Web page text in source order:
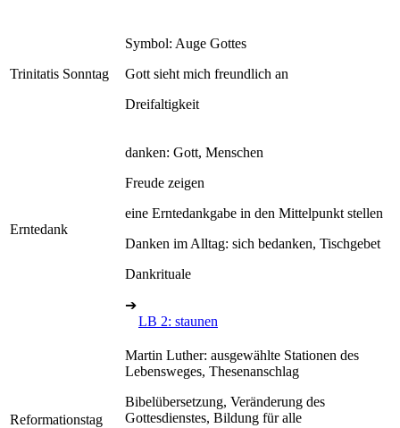
Trinitatis Sonntag
Symbol: Auge Gottes
Gott sieht mich freundlich an
Dreifaltigkeit
Erntedank
danken: Gott, Menschen
Freude zeigen
eine Erntedankgabe in den Mittelpunkt stellen
Danken im Alltag: sich bedanken, Tischgebet
Dankrituale
➔
LB 2: staunen
Reformationstag
Martin Luther: ausgewählte Stationen des
Lebensweges, Thesenanschlag
Bibelübersetzung, Veränderung des
Gottesdienstes, Bildung für alle